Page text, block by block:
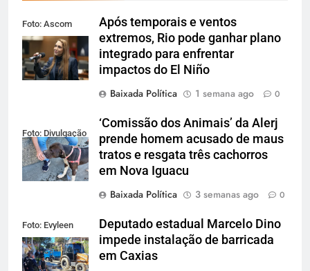
Foto: Ascom
Alerj
Após temporais e ventos
extremos, Rio pode ganhar plano
integrado para enfrentar
impactos do El Niño
Baixada Política
1 semana ago 0
Foto: Divulgação
‘Comissão dos Animais’ da Alerj
prende homem acusado de maus
tratos e resgata três cachorros
em Nova Iguacu
Baixada Política
3 semanas ago 0
Foto: Evyleen
Freitas
Deputado estadual Marcelo Dino
impede instalação de barricada
em Caxias